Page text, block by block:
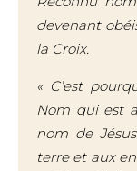
devenant
la Croix.
« C’est
Nom qui est
nom de
terre et aux